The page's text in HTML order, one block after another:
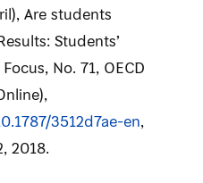
Are students
Students’
No. 71, OECD
3512d7ae-en,
2018.